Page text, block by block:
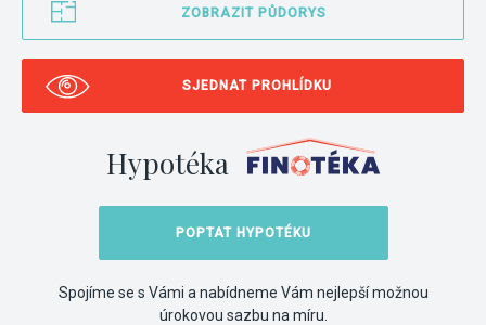
ZOBRAZIT PŮDORYS
SJEDNAT PROHLÍDKU
Hypotéka
POPTAT HYPOTÉKU
Spojíme se s Vámi a nabídneme Vám nejlepší možnou
úrokovou sazbu na míru.